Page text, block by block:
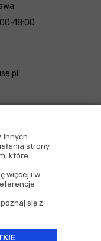
innych
strony
które
więcej i w
się z
18:00
House